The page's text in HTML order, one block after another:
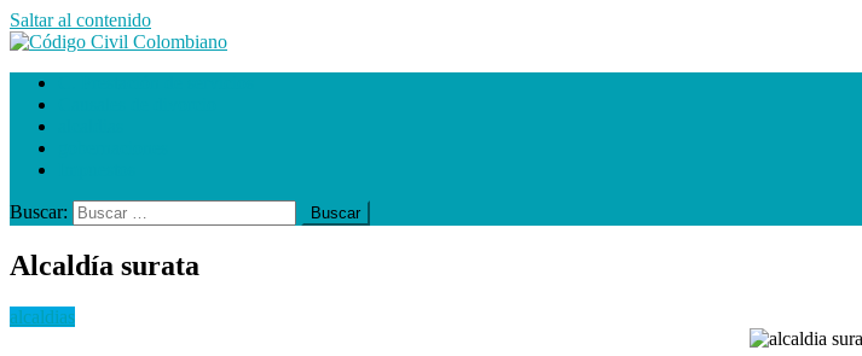
Saltar al contenido
Código Civil Colombiano
Buscar:
Alcaldía surata
alcaldias